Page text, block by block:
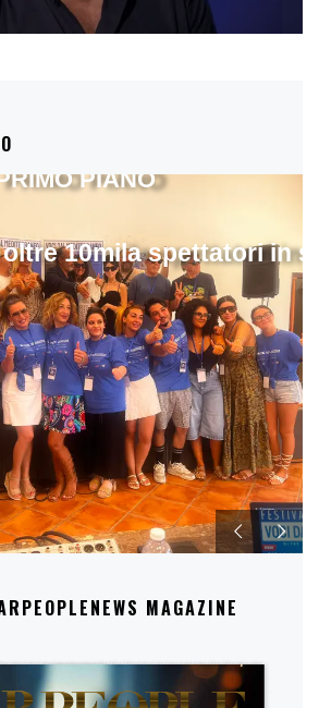
10mila spettatori in
PIANO
MAGAZINE